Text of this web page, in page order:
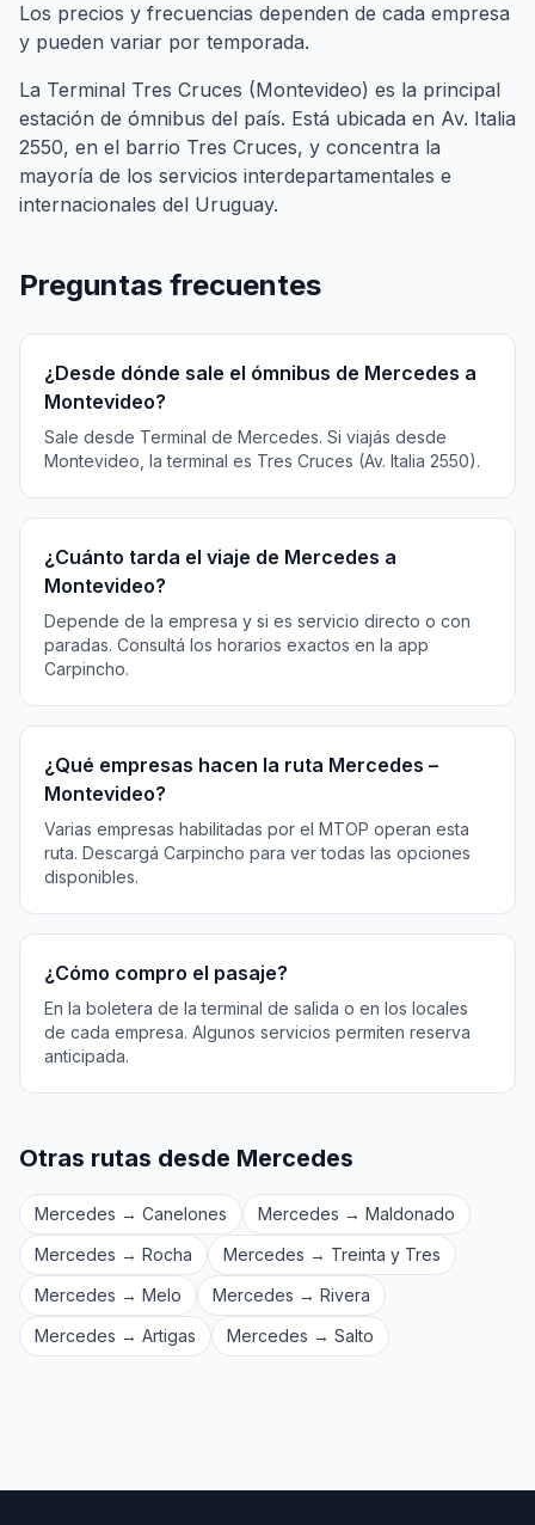
Los precios y frecuencias dependen de cada empresa
y pueden variar por temporada.
La Terminal Tres Cruces (Montevideo) es la principal
estación de ómnibus del país. Está ubicada en Av. Italia
2550, en el barrio Tres Cruces, y concentra la
mayoría de los servicios interdepartamentales e
internacionales del Uruguay.
Preguntas frecuentes
¿Desde dónde sale el ómnibus de Mercedes a
Montevideo?
Sale desde Terminal de Mercedes. Si viajás desde
Montevideo, la terminal es Tres Cruces (Av. Italia 2550).
¿Cuánto tarda el viaje de Mercedes a
Montevideo?
Depende de la empresa y si es servicio directo o con
paradas. Consultá los horarios exactos en la app
Carpincho.
¿Qué empresas hacen la ruta Mercedes –
Montevideo?
Varias empresas habilitadas por el MTOP operan esta
ruta. Descargá Carpincho para ver todas las opciones
disponibles.
¿Cómo compro el pasaje?
En la boletera de la terminal de salida o en los locales
de cada empresa. Algunos servicios permiten reserva
anticipada.
Otras rutas desde Mercedes
Mercedes → Canelones
Mercedes → Maldonado
Mercedes → Rocha
Mercedes → Treinta y Tres
Mercedes → Melo
Mercedes → Rivera
Mercedes → Artigas
Mercedes → Salto